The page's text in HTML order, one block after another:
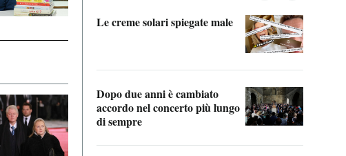
Le creme solari spiegate male
Dopo due anni è cambiato
accordo nel concerto più lungo
di sempre